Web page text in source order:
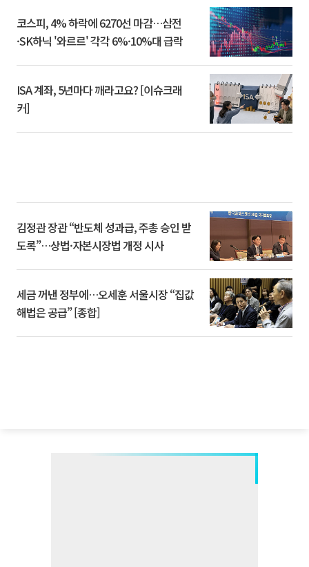
코스피, 4% 하락에 6270선 마감…삼전
·SK하닉 '와르르' 각각 6%·10%대 급락
ISA 계좌, 5년마다 깨라고요? [이슈크래
커]
김정관 장관 “반도체 성과급, 주총 승인 받
도록”…상법·자본시장법 개정 시사
세금 꺼낸 정부에…오세훈 서울시장 “집값
해법은 공급” [종합]